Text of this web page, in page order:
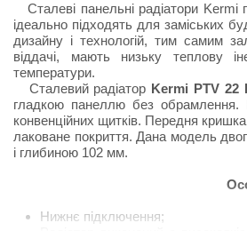
Сталеві панельні радіатори Kermi
ідеально підходять для заміських
дизайну і технологій, тим самим
віддачі, мають низьку теплову
температури.
Сталевий радіатор Kermi PTV 22
гладкою панеллю без обрамлення.
конвенційних щитків. Передня
лаковане покриття. Дана модель
і глибиною 102 мм.
Нижнє підключення;